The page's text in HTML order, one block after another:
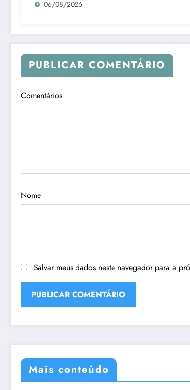
06/08/2026
PUBLICAR COMENTÁRIO
Comentários
Nome
Salvar meus dados neste navegador para a
Mais conteúdo